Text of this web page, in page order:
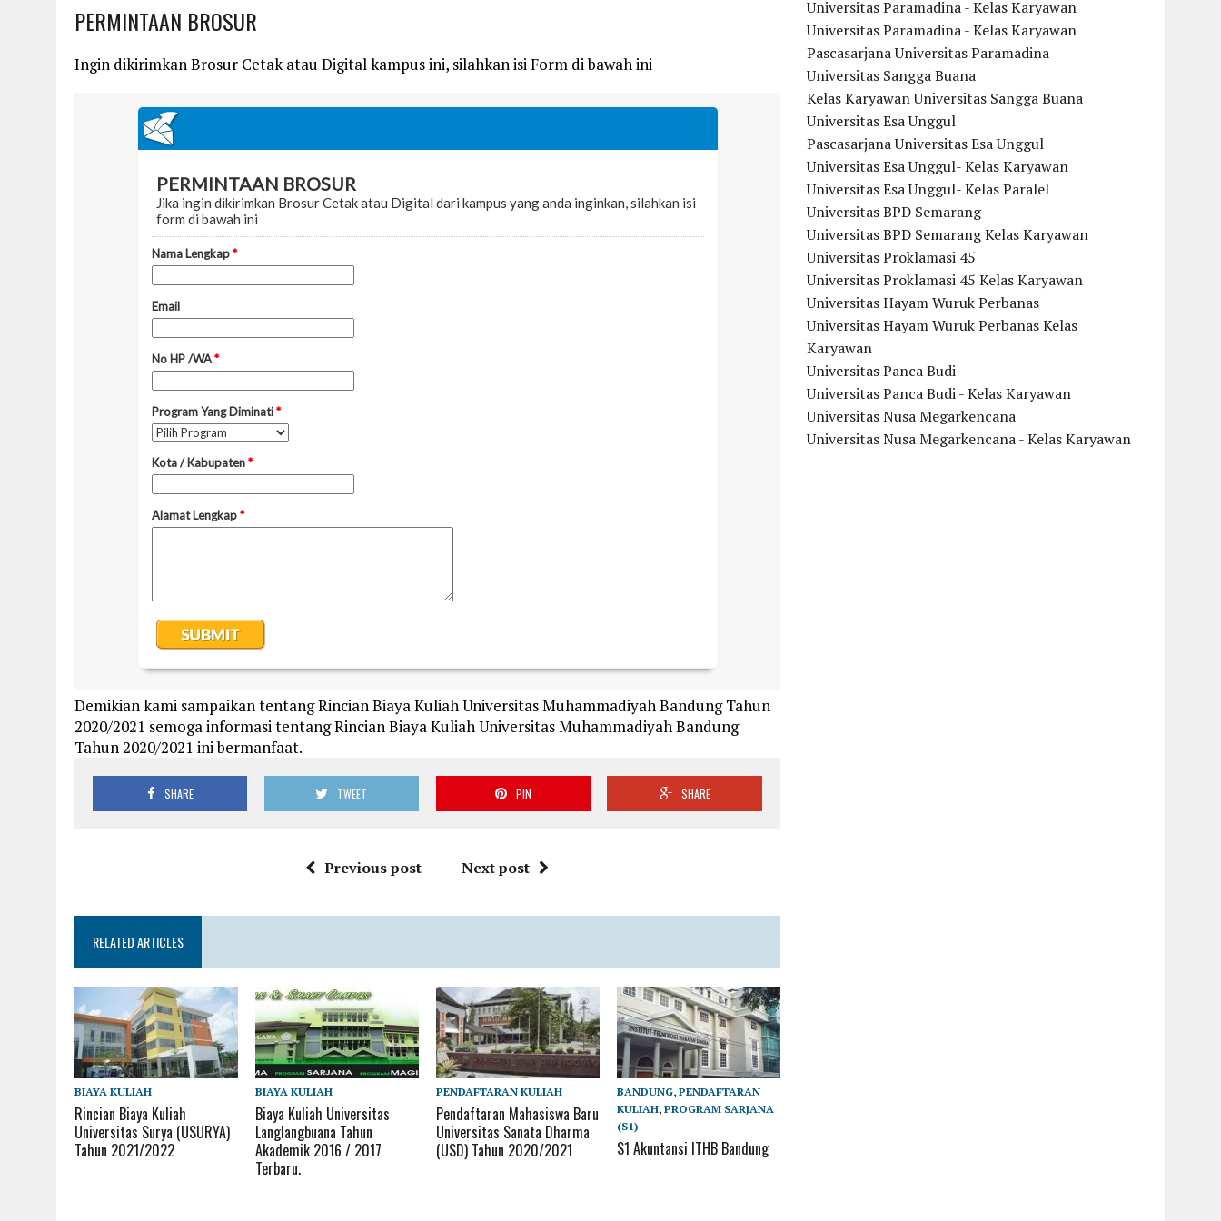
PERMINTAAN BROSUR
Ingin dikirimkan Brosur Cetak atau Digital kampus ini, silahkan isi Form di bawah ini
Demikian kami sampaikan tentang Rincian Biaya Kuliah Universitas Muhammadiyah Bandung Tahun
2020/2021 semoga informasi tentang Rincian Biaya Kuliah Universitas Muhammadiyah Bandung
Tahun 2020/2021 ini bermanfaat.
SHARE TWEET PIN SHARE
Previous post Next post
RELATED ARTICLES
BIAYA KULIAH
Rincian Biaya Kuliah
Universitas Surya (USURYA)
Tahun 2021/2022
BIAYA KULIAH
Biaya Kuliah Universitas
Langlangbuana Tahun
Akademik 2016 / 2017
Terbaru.
PENDAFTARAN KULIAH
Pendaftaran Mahasiswa Baru
Universitas Sanata Dharma
(USD) Tahun 2020/2021
BANDUNG,PENDAFTARAN
KULIAH,PROGRAM SARJANA
(S1)
S1 Akuntansi ITHB Bandung
Universitas Paramadina - Kelas Karyawan
Universitas Paramadina - Kelas Karyawan
Pascasarjana Universitas Paramadina
Universitas Sangga Buana
Kelas Karyawan Universitas Sangga Buana
Universitas Esa Unggul
Pascasarjana Universitas Esa Unggul
Universitas Esa Unggul- Kelas Karyawan
Universitas Esa Unggul- Kelas Paralel
Universitas BPD Semarang
Universitas BPD Semarang Kelas Karyawan
Universitas Proklamasi 45
Universitas Proklamasi 45 Kelas Karyawan
Universitas Hayam Wuruk Perbanas
Universitas Hayam Wuruk Perbanas Kelas
Karyawan
Universitas Panca Budi
Universitas Panca Budi - Kelas Karyawan
Universitas Nusa Megarkencana
Universitas Nusa Megarkencana - Kelas Karyawan